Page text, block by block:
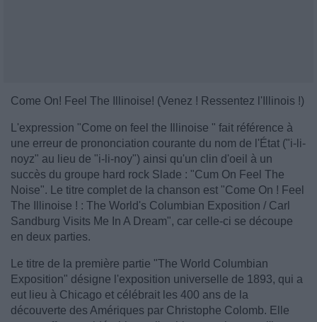
Come On! Feel The Illinoise! (Venez ! Ressentez l'Illinois !)
L'expression "Come on feel the Illinoise " fait référence à
une erreur de prononciation courante du nom de l'État ("i-li-
noyz" au lieu de "i-li-noy") ainsi qu'un clin d'oeil à un
succès du groupe hard rock Slade : "Cum On Feel The
Noise". Le titre complet de la chanson est "Come On ! Feel
The Illinoise ! : The World's Columbian Exposition / Carl
Sandburg Visits Me In A Dream", car celle-ci se découpe
en deux parties.
Le titre de la première partie "The World Columbian
Exposition" désigne l'exposition universelle de 1893, qui a
eut lieu à Chicago et célébrait les 400 ans de la
découverte des Amériques par Christophe Colomb. Elle